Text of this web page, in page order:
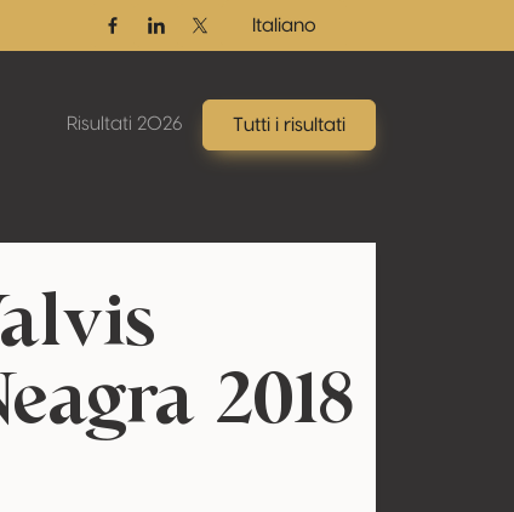
FacebookLinkedinTwitter / X
Italiano
Risultati 2026 Tutti i risultati
2018